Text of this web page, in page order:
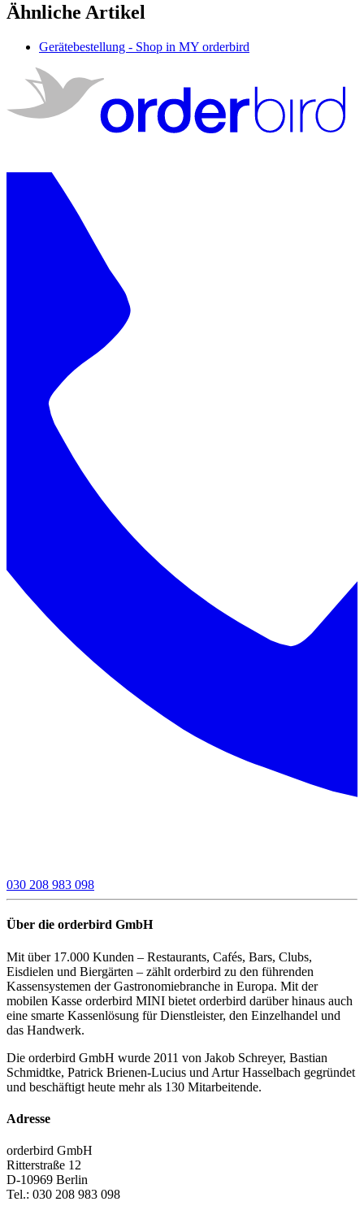
Ähnliche Artikel
Gerätebestellung - Shop in MY orderbird
030 208 983 098
Über die orderbird GmbH
Mit über 17.000 Kunden – Restaurants, Cafés, Bars, Clubs,
Eisdielen und Biergärten – zählt orderbird zu den führenden
Kassensystemen der Gastronomiebranche in Europa. Mit der
mobilen Kasse orderbird MINI bietet orderbird darüber hinaus auch
eine smarte Kassenlösung für Dienstleister, den Einzelhandel und
das Handwerk.
Die orderbird GmbH wurde 2011 von Jakob Schreyer, Bastian
Schmidtke, Patrick Brienen-Lucius und Artur Hasselbach gegründet
und beschäftigt heute mehr als 130 Mitarbeitende.
Adresse
orderbird GmbH
Ritterstraße 12
D-10969 Berlin
Tel.: 030 208 983 098